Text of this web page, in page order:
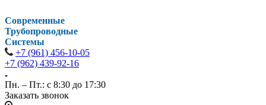
Современные
Трубопроводные
Системы
+7 (961) 456-10-05
+7 (962) 439-92-16
Пн. – Пт.: с 8:30 до 17:30
Заказать звонок